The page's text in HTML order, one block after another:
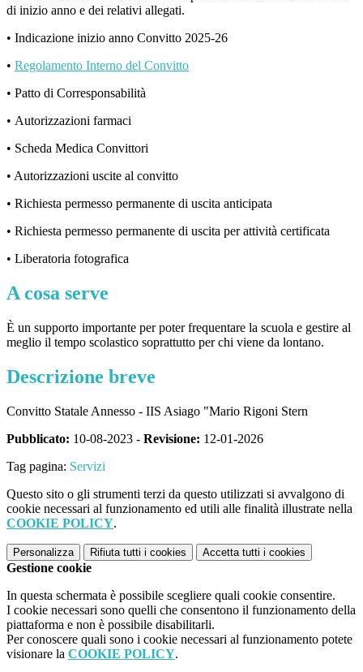
di inizio anno e dei relativi allegati.
• Indicazione inizio anno Convitto 2025-26
• Regolamento Interno del Convitto
• Patto di Corresponsabilità
• Autorizzazioni farmaci
• Scheda Medica Convittori
• Autorizzazioni uscite al convitto
• Richiesta permesso permanente di uscita anticipata
• Richiesta permesso permanente di uscita per attività certificata
• Liberatoria fotografica
A cosa serve
È un supporto importante per poter frequentare la scuola e gestire al
meglio il tempo scolastico soprattutto per chi viene da lontano.
Descrizione breve
Convitto Statale Annesso - IIS Asiago "Mario Rigoni Stern
Pubblicato: 10-08-2023 - Revisione: 12-01-2026
Tag pagina: Servizi
Questo sito o gli strumenti terzi da questo utilizzati si avvalgono di
cookie necessari al funzionamento ed utili alle finalità illustrate nella
COOKIE POLICY.
Personalizza Rifiuta tutti i cookies Accetta tutti i cookies
Gestione cookie
In questa schermata è possibile scegliere quali cookie consentire.
I cookie necessari sono quelli che consentono il funzionamento della
piattaforma e non è possibile disabilitarli.
Per conoscere quali sono i cookie necessari al funzionamento potete
visionare la COOKIE POLICY.